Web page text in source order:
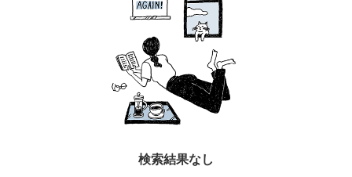
検索結果なし